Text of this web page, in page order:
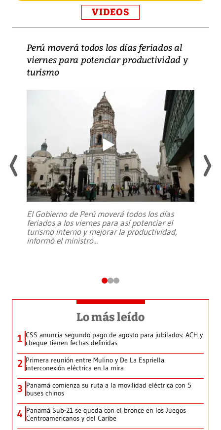
VIDEOS
Perú moverá todos los días feriados al
viernes para potenciar productividad y
turismo
El Gobierno de Perú moverá todos los días
feriados a los viernes para así potenciar el
turismo interno y mejorar la productividad,
informó el ministro...
Lo más leído
1 CSS anuncia segundo pago de agosto para jubilados: ACH y
cheque tienen fechas definidas
2 Primera reunión entre Mulino y De La Espriella:
interconexión eléctrica en la mira
3 Panamá comienza su ruta a la movilidad eléctrica con 5
buses chinos
4 Panamá Sub-21 se queda con el bronce en los Juegos
Centroamericanos y del Caribe